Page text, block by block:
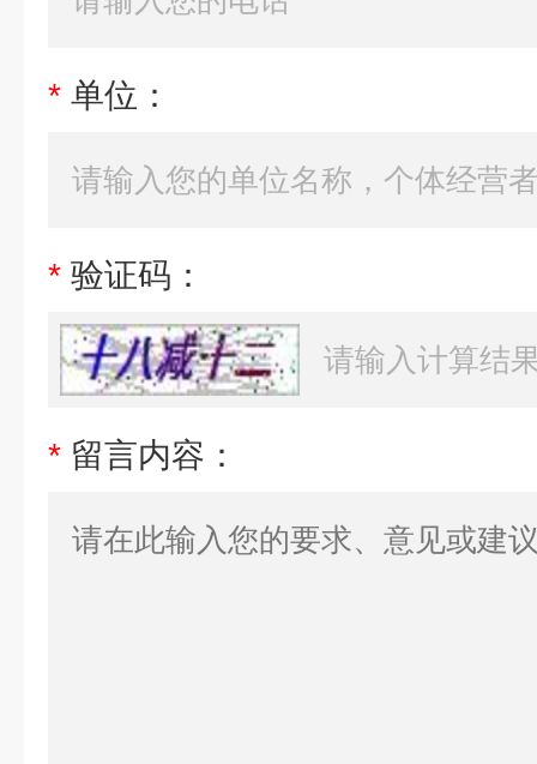
* 单位：
* 验证码：
* 留言内容：